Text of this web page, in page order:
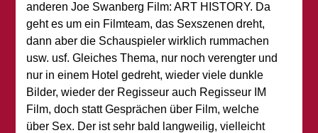
anderen Joe Swanberg Film: ART HISTORY. Da
geht es um ein Filmteam, das Sexszenen dreht,
dann aber die Schauspieler wirklich rummachen
usw. usf. Gleiches Thema, nur noch verengter und
nur in einem Hotel gedreht, wieder viele dunkle
Bilder, wieder der Regisseur auch Regisseur IM
Film, doch statt Gesprächen über Film, welche
über Sex. Der ist sehr bald langweilig, vielleicht